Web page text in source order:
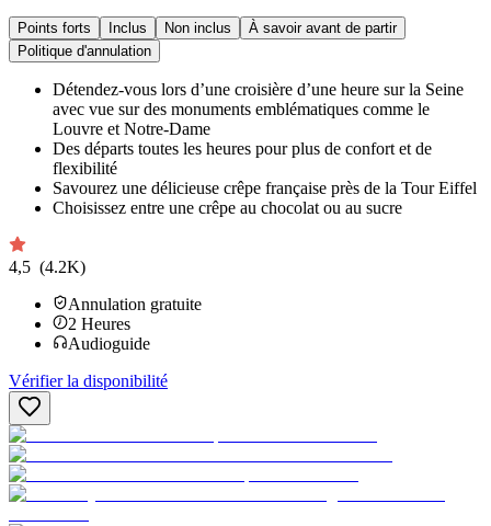
Points forts Inclus Non inclus
À savoir avant de partir
Politique d'annulation
Détendez-vous lors d’une croisière d’une heure sur la Seine
avec vue sur des monuments emblématiques comme le
Louvre et Notre-Dame
Des départs toutes les heures pour plus de confort et de
flexibilité
Savourez une délicieuse crêpe française près de la Tour Eiffel
Choisissez entre une crêpe au chocolat ou au sucre
4,5 (4.2K)
Annulation gratuite
2 Heures
Audioguide
Vérifier la disponibilité